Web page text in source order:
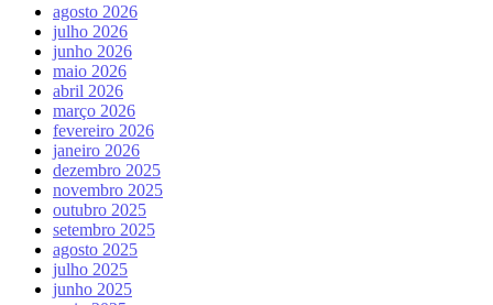
agosto 2026
julho 2026
junho 2026
maio 2026
abril 2026
março 2026
fevereiro 2026
janeiro 2026
dezembro 2025
novembro 2025
outubro 2025
setembro 2025
agosto 2025
julho 2025
junho 2025